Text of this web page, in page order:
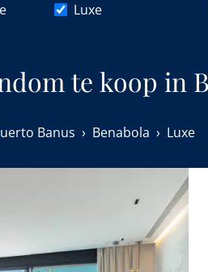
Luxe
te koop in
Banus Benabola Luxe